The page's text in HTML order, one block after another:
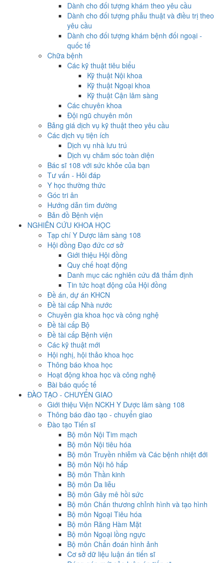
Dành cho đối tượng khám theo yêu cầu
Dành cho đối tượng phẫu thuật và điều trị theo
yêu cầu
Dành cho đối tượng khám bệnh đối ngoại -
quốc tế
Chữa bệnh
Các kỹ thuật tiêu biểu
Kỹ thuật Nội khoa
Kỹ thuật Ngoại khoa
Kỹ thuật Cận lâm sàng
Các chuyên khoa
Đội ngũ chuyên môn
Bảng giá dịch vụ kỹ thuật theo yêu cầu
Các dịch vụ tiện ích
Dịch vụ nhà lưu trú
Dịch vụ chăm sóc toàn diện
Bác sĩ 108 với sức khỏe của bạn
Tư vấn - Hỏi đáp
Y học thường thức
Góc tri ân
Hướng dẫn tìm đường
Bản đồ Bệnh viện
NGHIÊN CỨU KHOA HỌC
Tạp chí Y Dược lâm sàng 108
Hội đồng Đạo đức cơ sở
Giới thiệu Hội đồng
Quy chế hoạt động
Danh mục các nghiên cứu đã thẩm định
Tin tức hoạt động của Hội đồng
Đề án, dự án KHCN
Đề tài cấp Nhà nước
Chuyên gia khoa học và công nghệ
Đề tài cấp Bộ
Đề tài cấp Bệnh viện
Các kỹ thuật mới
Hội nghị, hội thảo khoa học
Thông báo khoa học
Hoạt động khoa học và công nghệ
Bài báo quốc tế
ĐÀO TẠO - CHUYỂN GIAO
Giới thiệu Viện NCKH Y Dược lâm sàng 108
Thông báo đào tạo - chuyển giao
Đào tạo Tiến sĩ
Bộ môn Nội Tim mạch
Bộ môn Nội tiêu hóa
Bộ môn Truyền nhiễm và Các bệnh nhiệt đới
Bộ môn Nội hô hấp
Bộ môn Thần kinh
Bộ môn Da liễu
Bộ môn Gây mê hồi sức
Bộ môn Chấn thương chỉnh hình và tạo hình
Bộ môn Ngoại Tiêu hóa
Bộ môn Răng Hàm Mặt
Bộ môn Ngoại lồng ngực
Bộ môn Chẩn đoán hình ảnh
Cơ sở dữ liệu luận án tiến sĩ